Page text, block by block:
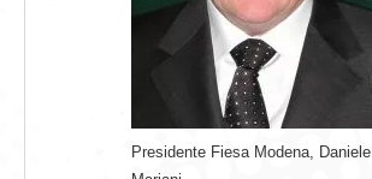
Presidente Fiesa Modena, Daniele